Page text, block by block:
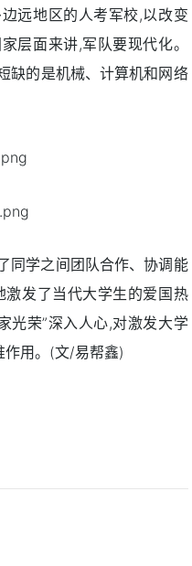
远地区的人考军校,以改变
层面来讲,军队要现代化。
缺的是机械、计算机和网络
同学之间团队合作、协调能
发了当代大学生的爱国热
光荣”深入人心,对激发大学
作用。(文/易帮鑫)